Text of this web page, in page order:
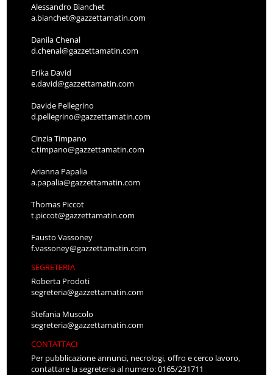
Alessandro Bianchet
a.bianchet@gazzettamatin.com
Danila Chenal
d.chenal@gazzettamatin.com
Erika David
e.david@gazzettamatin.com
Davide Pellegrino
d.pellegrino@gazzettamatin.com
Cinzia Timpano
c.timpano@gazzettamatin.com
Arianna Papalia
a.papalia@gazzettamatin.com
Thomas Piccot
t.piccot@gazzettamatin.com
Fausto Vassoney
f.vassoney@gazzettamatin.com
SEGRETERIA
Roberta Prodoti
segreteria@gazzettamatin.com
Stefania Muscolo
segreteria@gazzettamatin.com
CONTATTACI
Per pubblicazione annunci, necrologi, offro e cerco lavoro,
contattare la segreteria al numero: 0165/231711